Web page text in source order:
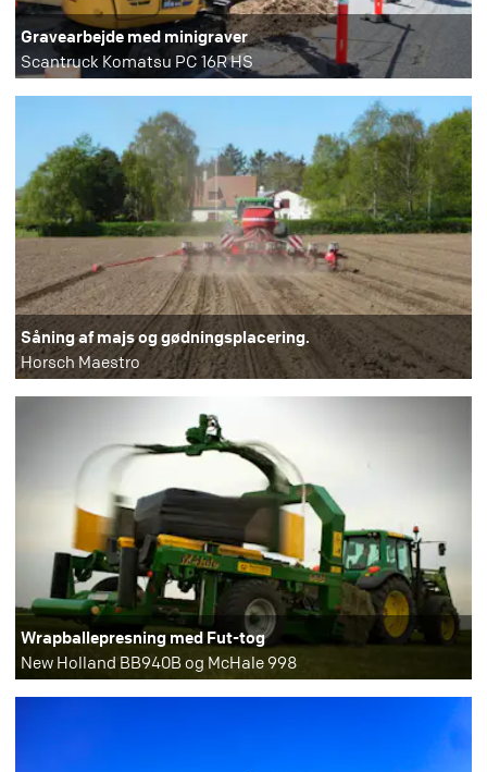
Gravearbejde med minigraver
Scantruck Komatsu PC 16R HS
Såning af majs og gødningsplacering.
Horsch Maestro
Wrapballepresning med Fut-tog
New Holland BB940B og McHale 998